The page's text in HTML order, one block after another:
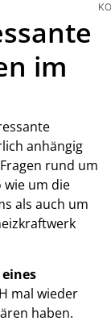
im
anhängig
rund um
um die
als auch um
mal wieder
haben.